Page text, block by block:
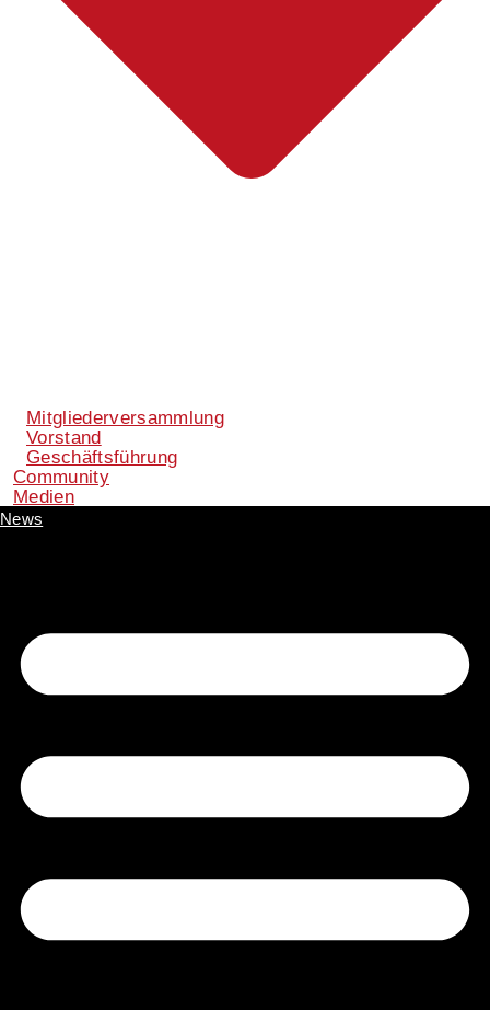
Mitgliederversammlung
Vorstand
Geschäftsführung
Community
Medien
News